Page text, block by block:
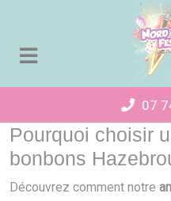
07
Pourquoi choisir
bonbons
Découvrez comment notre
Panneau de gestion des